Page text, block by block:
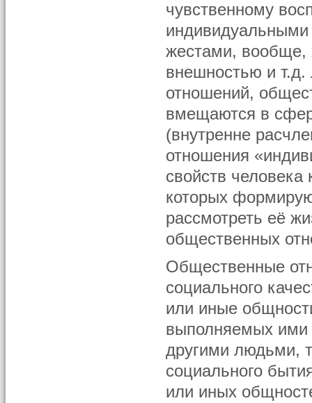
чувственному
жестами, вообще,
внешностью и т.д.
отношений,
вмещаются в
(внутренне
отношения
свойств
которых
рассмотреть её
общественных
Общественные
социального
или иные
выполняемых ими
другими людьми,
социального
или иных